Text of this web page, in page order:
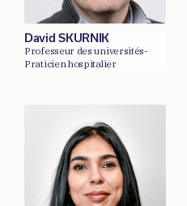
David SKURNIK
Professeur des universités-
Praticien hospitalier